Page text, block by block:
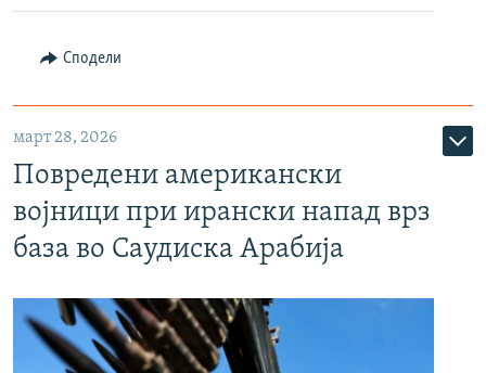
Сподели
март 28, 2026
Повредени американски
војници при ирански напад врз
база во Саудиска Арабија